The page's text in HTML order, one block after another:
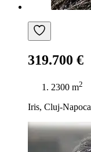
319.700 €
2300 m2
Iris, Cluj-Napoca